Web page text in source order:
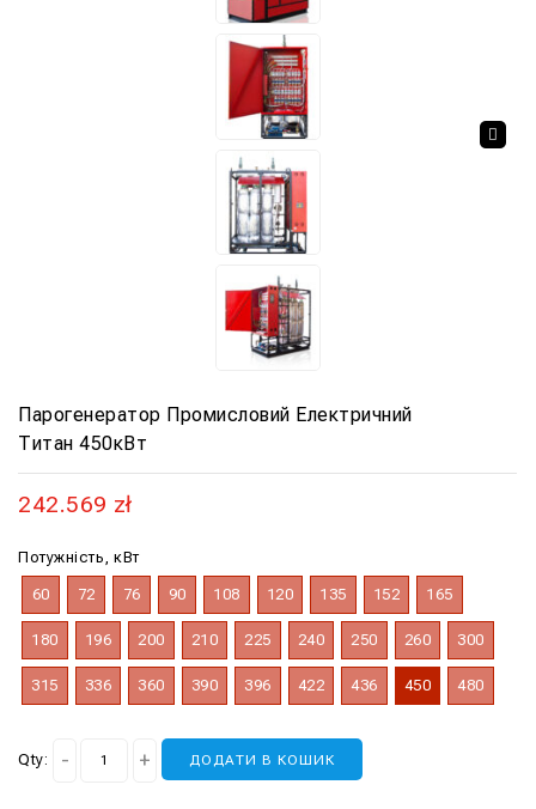
Парогенератор Промисловий Електричний
Титан 450кВт
242.569 zł
Потужність, кВт
60 72 76 90 108 120 135 152 165
180 196 200 210 225 240 250 260 300
315 336 360 390 396 422 436 450 480
Qty: ДОДАТИ В КОШИК